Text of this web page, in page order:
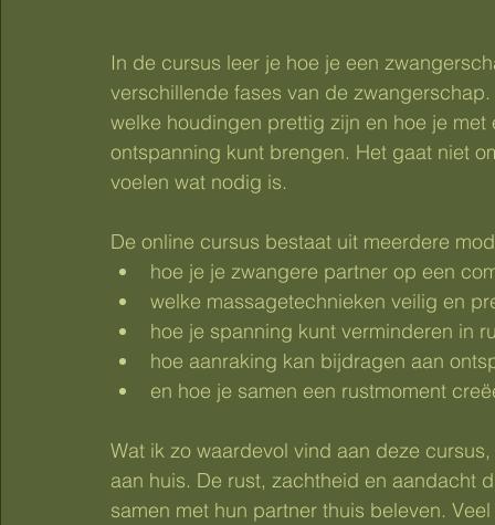
In de cursus leer je hoe je een
verschillende fases van de
welke houdingen prettig zijn en hoe je
ontspanning kunt brengen. Het gaat niet
voelen wat nodig is.
De online cursus bestaat uit meerdere
hoe je je zwangere partner op een
welke massagetechnieken veilig en
hoe je spanning kunt verminderen in
hoe aanraking kan bijdragen aan
en hoe je samen een rustmoment
Wat ik zo waardevol vind aan deze
aan huis. De rust, zachtheid en aandacht
samen met hun partner thuis beleven.